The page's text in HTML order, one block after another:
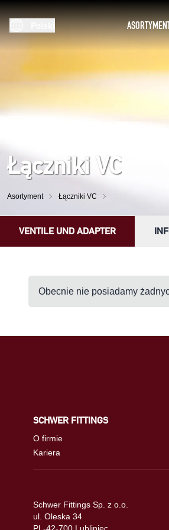
Łączniki VC
Asortyment Łączniki VC
VENTILE UND ADAPTER
Obecnie nie posiadamy
SCHWER FITTINGS
O firmie
Kariera
Schwer Fittings Sp. z o.o.
ul. Oleska 34